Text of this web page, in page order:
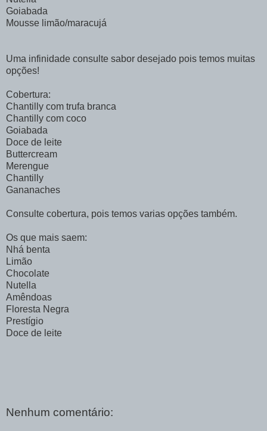
Goiabada
Mousse limão/maracujá
Uma infinidade consulte sabor desejado pois temos muitas
opções!
Cobertura:
Chantilly com trufa branca
Chantilly com coco
Goiabada
Doce de leite
Buttercream
Merengue
Chantilly
Gananaches
Consulte cobertura, pois temos varias opções também.
Os que mais saem:
Nhá benta
Limão
Chocolate
Nutella
Amêndoas
Floresta Negra
Prestígio
Doce de leite
Nenhum comentário: